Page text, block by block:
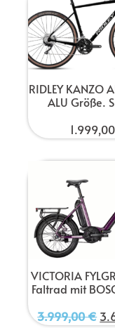
RIDLEY KANZO
ALU Größe.
1.999,00
VICTORIA
Faltrad mit
3.999,00€